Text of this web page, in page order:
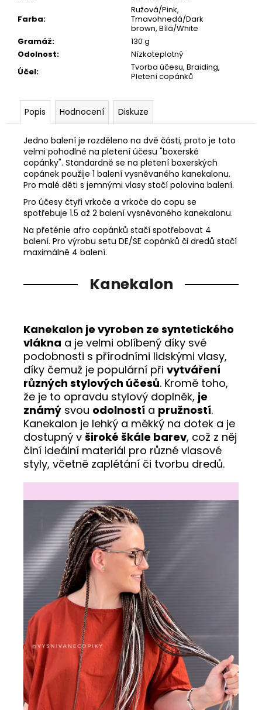
Farba:
Ružová/Pink,
Tmavohnedá/Dark
brown, Bílá/White
Gramáž:
130 g
Odolnost:
Nízkoteplotný
Účel:
Tvorba účesu, Braiding,
Pletení copánků
Popis Hodnocení Diskuze
Jedno balení je rozděleno na dvě části, proto je toto
velmi pohodlné na pletení účesu "boxerské
copánky". Standardně se na pletení boxerských
copánek použije 1 balení vysněvaného kanekalonu.
Pro malé děti s jemnými vlasy stačí polovina balení.
Pro účesy čtyři vrkoče a vrkoče do copu se
spotřebuje 1.5 až 2 balení vysněvaného kanekalonu.
Na přeténie afro copánků stačí spotřebovat 4
balení. Pro výrobu setu DE/SE copánků či dredů stačí
maximálně 4 balení.
Kanekalon
Kanekalon je vyroben ze syntetického
vlákna a je velmi oblíbený díky své
podobnosti s přírodními lidskými vlasy,
díky čemuž je populární při vytváření
různých stylových účesů. Kromě toho,
že je to opravdu stylový doplněk, je
známý svou odolností a pružností.
Kanekalon je lehký a měkký na dotek a je
dostupný v široké škále barev, což z něj
činí ideální materiál pro různé vlasové
styly, včetně zaplétání či tvorbu dredů.